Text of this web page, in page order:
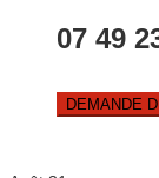
07 49
DEMANDE